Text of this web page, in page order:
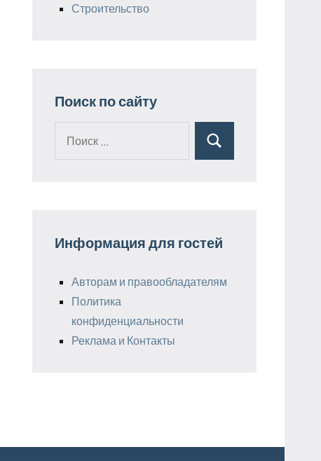
Строительство
Поиск по сайту
Поиск
Информация для гостей
Авторам и правообладателям
Политика
конфиденциальности
Реклама и Контакты